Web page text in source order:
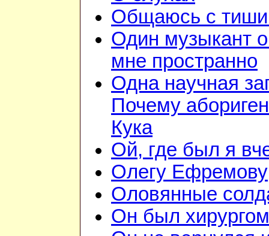
Общаюсь с
Один музыкант
мне пространно
Одна научная
Почему
Кука
Ой, где был я
Олегу Ефремову
Оловянные
Он был хирургом